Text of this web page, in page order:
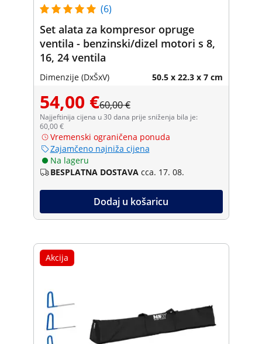
(6)
Set alata za kompresor opruge
ventila - benzinski/dizel motori s 8,
16, 24 ventila
Dimenzije (DxŠxV) 50.5 x 22.3 x 7 cm
54,00 €60,00 €
Najjeftinija cijena u 30 dana prije sniženja bila je:
60,00 €
Vremenski ograničena ponuda
Zajamčeno najniža cijena
Na lageru
BESPLATNA DOSTAVA cca. 17. 08.
Dodaj u košaricu
Akcija